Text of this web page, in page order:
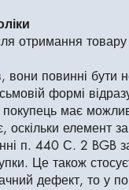
отримання
вони повинні бути
формі
покупець має
оскільки елемент
п. 440 С. 2 BGB
Це також
дефект, то у